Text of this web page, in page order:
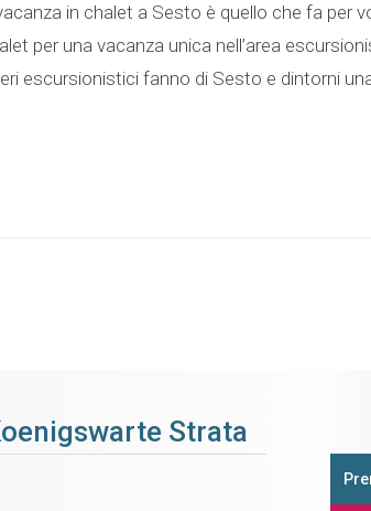
in chalet a Sesto è quello che fa per
per una vacanza unica nell’area
escursionistici fanno di Sesto e dintorni
Strata